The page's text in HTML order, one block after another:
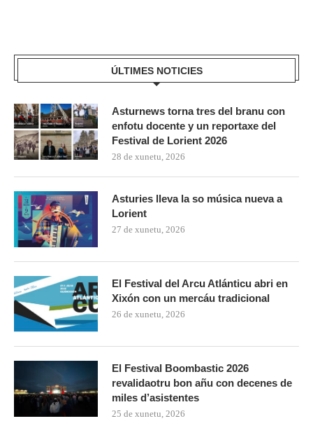
ÚLTIMES NOTICIES
Asturnews torna tres del branu con
enfotu docente y un reportaxe del
Festival de Lorient 2026
28 de xunetu, 2026
Asturies lleva la so música nueva a
Lorient
27 de xunetu, 2026
El Festival del Arcu Atlánticu abri en
Xixón con un mercáu tradicional
26 de xunetu, 2026
El Festival Boombastic 2026
revalidaotru bon añu con decenes de
miles d’asistentes
25 de xunetu, 2026